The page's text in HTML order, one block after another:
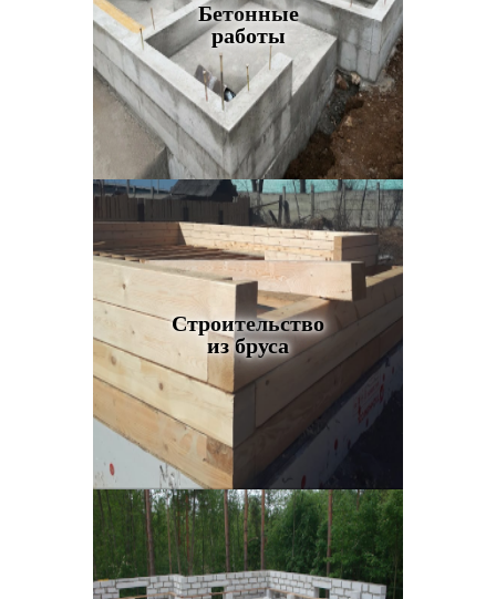
Бетонные
работы
Строительство
из бруса